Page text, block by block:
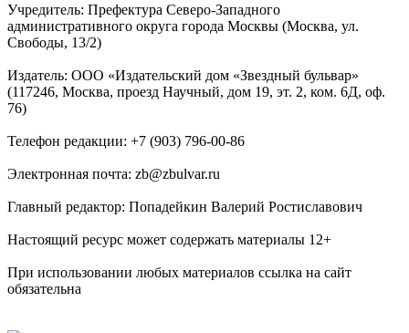
Учредитель: Префектура Северо-Западного
административного округа города Москвы (Москва, ул.
Свободы, 13/2)
Издатель: ООО «Издательский дом «Звездный бульвар»
(117246, Москва, проезд Научный, дом 19, эт. 2, ком. 6Д, оф.
76)
Телефон редакции: +7 (903) 796-00-86
Электронная почта: zb@zbulvar.ru
Главный редактор: Попадейкин Валерий Ростиславович
Настоящий ресурс может содержать материалы 12+
При использовании любых материалов ссылка на сайт
обязательна